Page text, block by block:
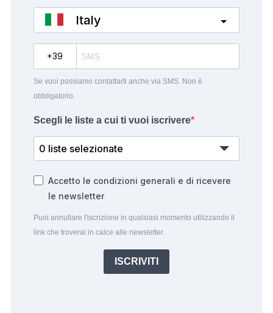
Italy
Se vuoi possiamo contattarti anche via SMS. Non è
obbligatorio.
Scegli le liste a cui ti vuoi iscrivere
0 liste selezionate
Accetto le condizioni generali e di ricevere
le newsletter
Puoi annullare l'iscrizione in qualsiasi momento utilizzando il
link che troverai in calce alle newsletter.
ISCRIVITI